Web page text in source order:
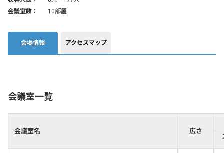
会議室数：
10部屋
会場情報 アクセスマップ
会議室一覧
会議室名 広さ